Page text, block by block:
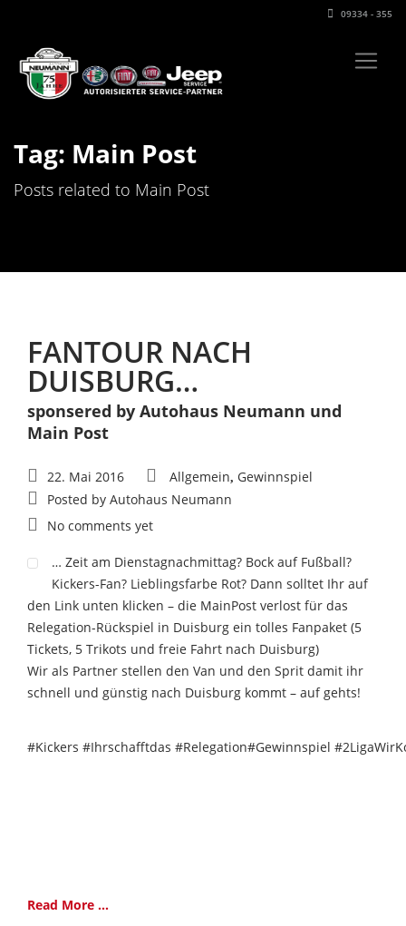
09334 - 355
Tag: Main Post
Posts related to Main Post
FANTOUR NACH
DUISBURG…
sponsered by Autohaus Neumann und
Main Post
22. Mai 2016 Allgemein, Gewinnspiel
Posted by Autohaus Neumann
No comments yet
… Zeit am Dienstagnachmittag? Bock auf Fußball?
Kickers-Fan? Lieblingsfarbe Rot? Dann solltet Ihr auf
den Link unten klicken – die MainPost verlost für das
Relegation-Rückspiel in Duisburg ein tolles Fanpaket (5
Tickets, 5 Trikots und freie Fahrt nach Duisburg)
Wir als Partner stellen den Van und den Sprit damit ihr
schnell und günstig nach Duisburg kommt – auf gehts!
#Kickers #Ihrschafftdas #Relegation#Gewinnspiel
Read More ...